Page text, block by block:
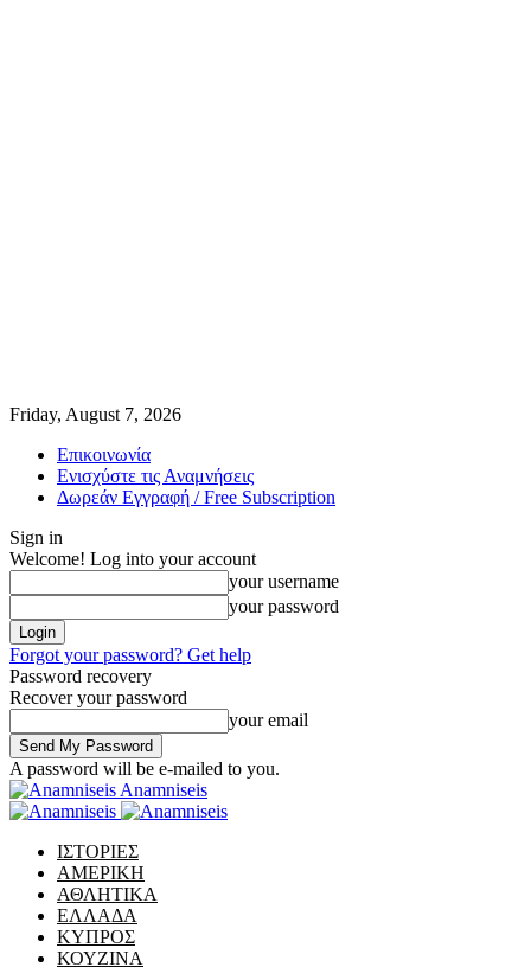
Friday, August 7, 2026
Επικοινωνία
Ενισχύστε τις Αναμνήσεις
Δωρεάν Εγγραφή / Free Subscription
Sign in
Welcome! Log into your account
your username
your password
Forgot your password? Get help
Password recovery
Recover your password
your email
A password will be e-mailed to you.
Anamniseis
ΙΣΤΟΡΙΕΣ
ΑΜΕΡΙΚΗ
ΑΘΛΗΤΙΚΑ
ΕΛΛΑΔΑ
ΚΥΠΡΟΣ
ΚΟΥΖΙΝΑ